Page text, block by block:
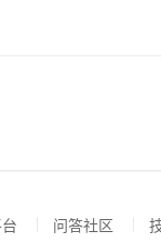
问答社区